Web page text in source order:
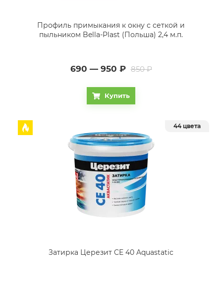
Профиль примыкания к окну с сеткой и
пыльником Bella-Plast (Польша) 2,4 м.п.
690 — 950 ₽ 850 ₽
Купить
Затирка Церезит CE 40 Aquastatic
44 цвета